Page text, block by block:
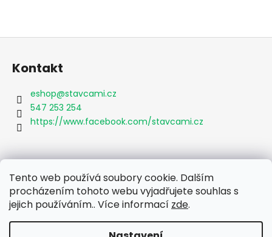
Tento web používá soubory cookie. Dalším
procházením tohoto webu vyjadřujete souhlas s
jejich používáním.. Více informací zde.
Z
Kontakt
eshop@stavcami.cz
547 253 254
https://www.facebook.com/stavcami.cz
Informace pro vás
Obchodní podmínky